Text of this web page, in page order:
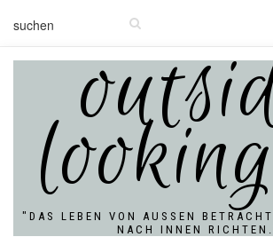
"DAS LEBEN VON AUSSEN
ACH INNEN RICHTEN."